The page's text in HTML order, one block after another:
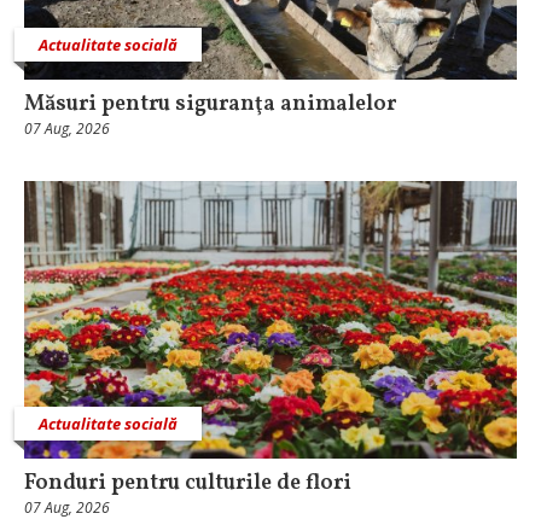
Actualitate socială
Măsuri pentru siguranţa animalelor
07 Aug, 2026
Actualitate socială
Fonduri pentru culturile de flori
07 Aug, 2026